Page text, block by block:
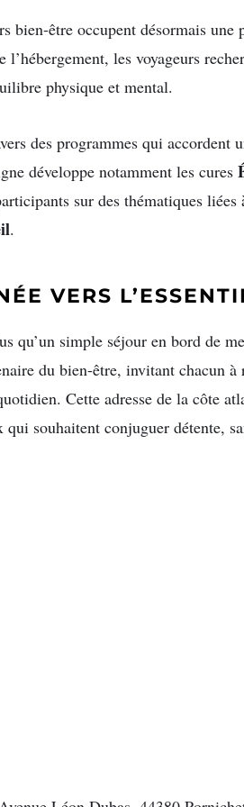
bien-être occupent désormais une
les voyageurs
physique et mental.
des programmes qui accordent
développe notamment les cures
sur des thématiques liées
.
VERS
qu’un simple séjour en bord de
du bien-être, invitant chacun
Cette adresse de la côte
souhaitent conjuguer détente,